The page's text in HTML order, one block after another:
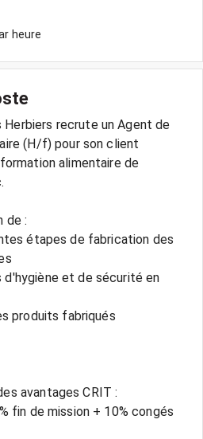
heure
recrute un Agent de
(H/f) pour son client
alimentaire de
de :
étapes de fabrication des
et de sécurité en
produits fabriqués
avantages CRIT :
fin de mission + 10% congés